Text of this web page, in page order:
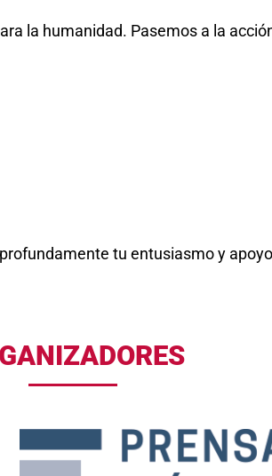
la humanidad. Pasemos a la
tu entusiasmo y